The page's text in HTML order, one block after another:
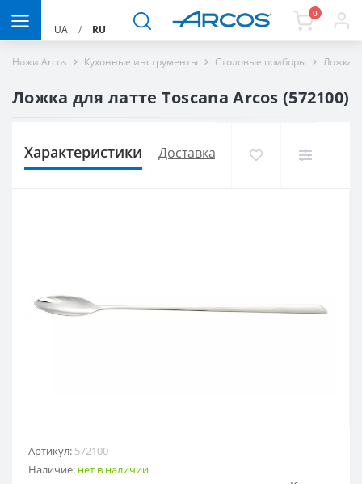
UA / RU
0
Ножи Arcos Кухонные инструменты Столовые приборы Ложка
Ложка для латте Toscana Arcos (572100)
Характеристики Доставка и оплата Отзывов (0)
Артикул: 572100
Наличие: нет в наличии